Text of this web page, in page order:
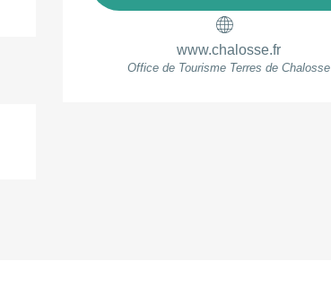
www.chalosse.fr
Office de Tourisme Terres de Chalosse